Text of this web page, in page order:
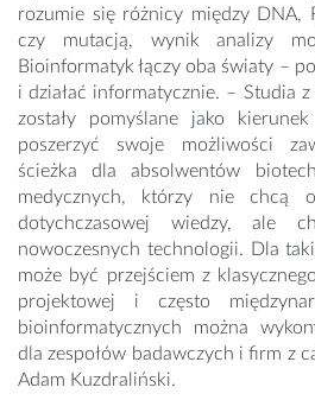
rozumie się różnicy między DNA,
czy mutacją, wynik analizy
Bioinformatyk łączy oba światy –
i działać informatycznie. – Studia
zostały pomyślane jako
poszerzyć swoje możliwości
ścieżka dla absolwentów
medycznych, którzy nie chcą
dotychczasowej wiedzy, ale
nowoczesnych technologii. Dla
może być przejściem z
projektowej i często
bioinformatycznych można
dla zespołów badawczych i firm z
Adam Kuzdraliński.